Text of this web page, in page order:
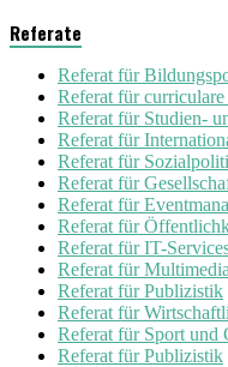
Referate
Referat für
Referat für
Referat für Studien-
Referat für
Referat für
Referat für
Referat für
Referat für
Referat für IT-
Referat für Multimedia
Referat für Publizistik
Referat für
Referat für Sport und
Referat für Publizistik